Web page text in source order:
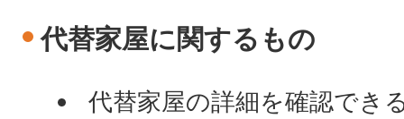
代替家屋に関するもの
代替家屋の詳細を確認でき